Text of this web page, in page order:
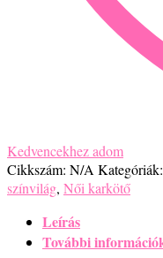
Kedvencekhez adom
Cikkszám: N/A Kategóriák:
színvilág, Női karkötő
Leírás
További